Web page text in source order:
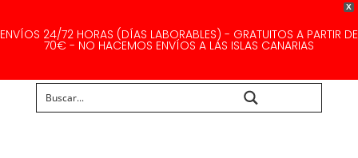
X
ENVÍOS 24/72 HORAS (DÍAS LABORABLES) - GRATUITOS A PARTIR DE
70€ - NO HACEMOS ENVÍOS A LAS ISLAS CANARIAS